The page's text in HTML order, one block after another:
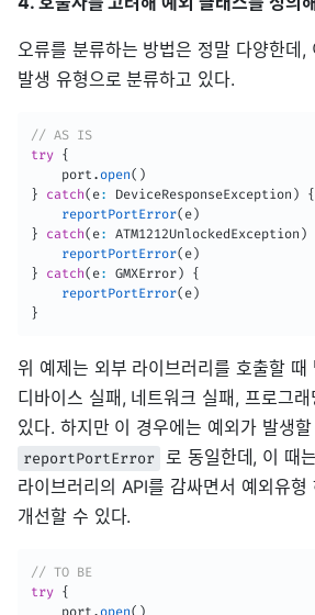
오류를 분류하는 방법은 정말 다양한데,
발생 유형으로 분류하고 있다.
// AS IS
try {
    port
. open( )
}
catch( e: DeviceResponseException )
{
reportPortError( e )
}
catch( e: ATM1212UnlockedException )
reportPortError( e )
}
catch( e: GMXError )
{
reportPortError( e )
}
위 예제는 외부 라이브러리를 호출할 때
디바이스 실패, 네트워크 실패, 프로그
있다. 하지만 이 경우에는 예외가 발생할
reportPortError
로 동일한데, 이 때
라이브러리의 API를 감싸면서 예외유형
개선할 수 있다.
// TO BE
try {
    port
. open( )